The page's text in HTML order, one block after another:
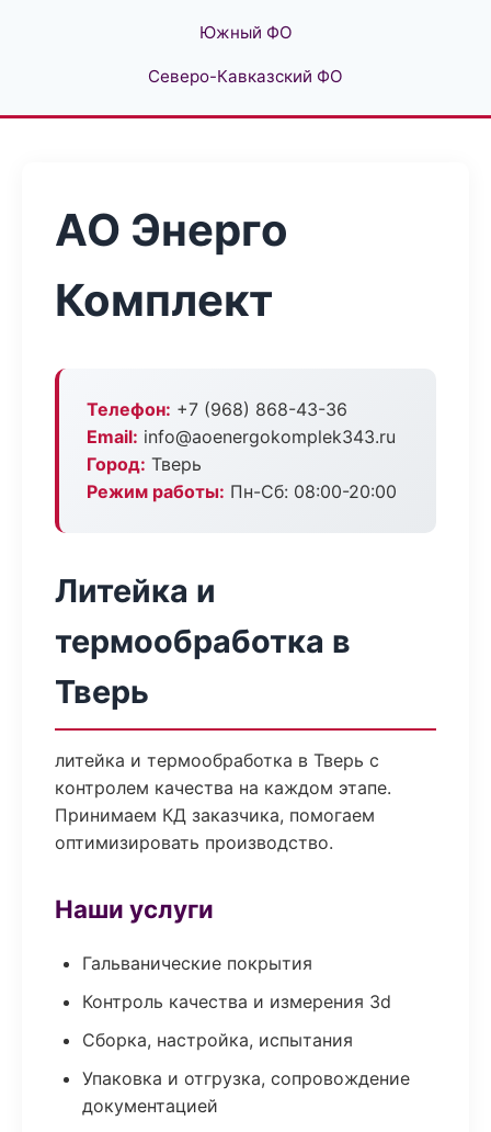
Южный ФО
Северо-Кавказский ФО
АО Энерго
Комплект
Телефон: +7 (968) 868-43-36
Email: info@aoenergokomplek343.ru
Город: Тверь
Режим работы: Пн-Сб: 08:00-20:00
Литейка и
термообработка в
Тверь
литейка и термообработка в Тверь с
контролем качества на каждом этапе.
Принимаем КД заказчика, помогаем
оптимизировать производство.
Наши услуги
Гальванические покрытия
Контроль качества и измерения 3d
Сборка, настройка, испытания
Упаковка и отгрузка, сопровождение
документацией